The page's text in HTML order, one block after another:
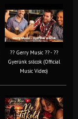
?? Gerry Music ?? - ??
Gyerünk srácok (Official
Music Video)